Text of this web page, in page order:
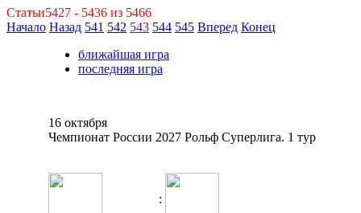
Статьи5427 - 5436 из 5466
Начало Назад 541 542 543 544 545 Вперед Конец
ближайшая игра
последняя игра
16 октября
Чемпионат России 2027 Рольф Суперлига. 1 тур
: